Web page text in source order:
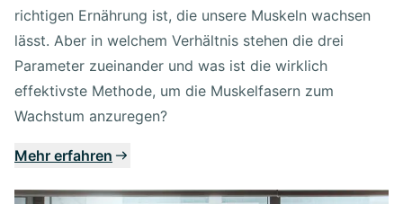
richtigen Ernährung ist, die unsere Muskeln wachsen
lässt. Aber in welchem Verhältnis stehen die drei
Parameter zueinander und was ist die wirklich
effektivste Methode, um die Muskelfasern zum
Wachstum anzuregen?
Mehr erfahren